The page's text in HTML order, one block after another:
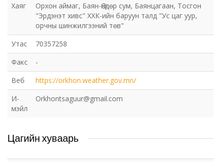
Хаяг
Орхон аймаг, Баян-Өндөр сум, Баянцагаан, Тосгон
"Эрдэнэт хивс" ХХК-ийн баруун талд "Ус цаг уур,
орчны шинжилгээний төв"
Утас
70357258
Факс
-
Веб
https://orkhon.weather.gov.mn/
И-
мэйл
Orkhontsaguur@gmail.com
Цагийн хуваарь